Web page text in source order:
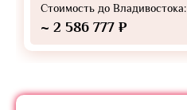
Стоимость до Владивостока:
~ 2 586 777 ₽